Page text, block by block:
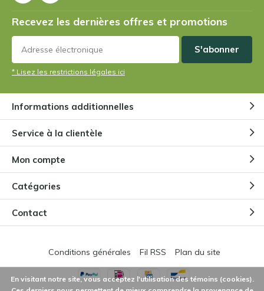
Recevez les dernières offres et promotions
S'abonner
* Lisez les restrictions légales ici
Informations additionnelles
Service à la clientèle
Mon compte
Catégories
Contact
Conditions générales Fil RSS Plan du site
En visitant notre site, vous acceptez l'utilisation des témoins (cookies).